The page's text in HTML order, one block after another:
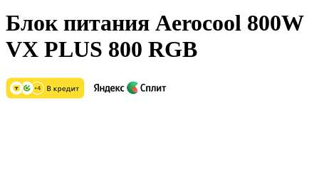
Блок питания Aerocool 800W
VX PLUS 800 RGB